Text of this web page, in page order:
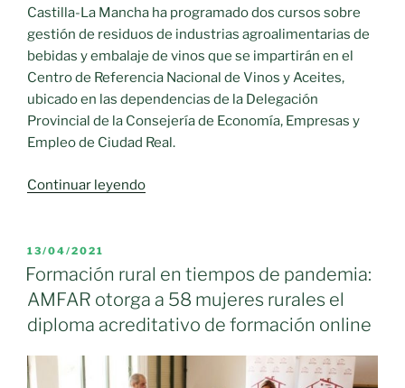
Castilla-La Mancha ha programado dos cursos sobre
gestión de residuos de industrias agroalimentarias de
bebidas y embalaje de vinos que se impartirán en el
Centro de Referencia Nacional de Vinos y Aceites,
ubicado en las dependencias de la Delegación
Provincial de la Consejería de Economía, Empresas y
Empleo de Ciudad Real.
Continuar leyendo«Cursos
de
residuos
industrias
agroalimentarias
de
PUBLICADO
EL
13/04/2021
Formación rural en tiempos de pandemia:
AMFAR otorga a 58 mujeres rurales el
diploma acreditativo de formación online